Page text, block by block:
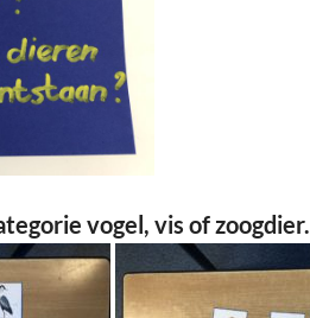
vogel, vis of zoogdier.